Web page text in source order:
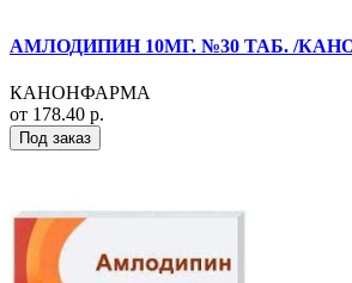
АМЛОДИПИН 10МГ. №30 ТАБ. /
КАНОНФАРМА
от 178.40 р.
Под заказ